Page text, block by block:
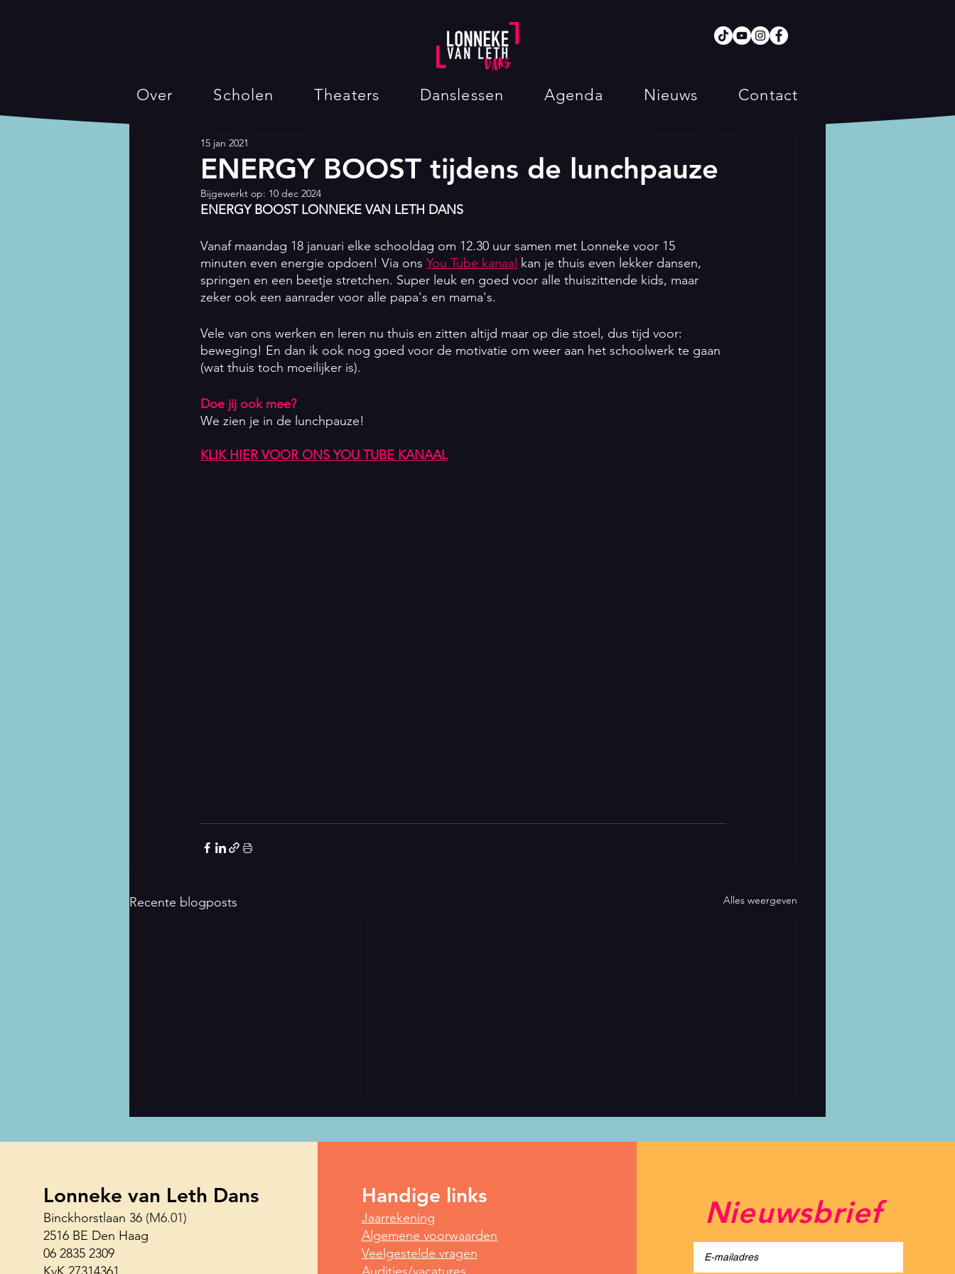
Over Scholen Theaters Danslessen Agenda Nieuws Contact
ENERGY BOOST tijdens de lunchpauze
15 jan 2021
Bijgewerkt op: 10 dec 2024
ENERGY BOOST LONNEKE VAN LETH DANS
Vanaf maandag 18 januari elke schooldag om 12.30 uur samen met Lonneke voor 15
minuten even energie opdoen! Via ons You Tube kanaal kan je thuis even lekker dansen,
springen en een beetje stretchen. Super leuk en goed voor alle thuiszittende kids, maar
zeker ook een aanrader voor alle papa's en mama's.
Vele van ons werken en leren nu thuis en zitten altijd maar op die stoel, dus tijd voor:
beweging! En dan ik ook nog goed voor de motivatie om weer aan het schoolwerk te gaan
(wat thuis toch moeilijker is).
Doe jij ook mee?
We zien je in de lunchpauze!
KLIK HIER VOOR ONS YOU TUBE KANAAL
Recente blogposts Alles weergeven
Haagse Shuffle Challenge 26
Yoga voor vroege vogels
Spotlight Festival
Lonneke van Leth Dans
Binckhorstlaan 36 (M6.01)
2516 BE Den Haag
06 2835 2309
Handige links
Jaarrekening
Algemene voorwaarden
Veelgestelde vragen
Nieuwsbrief